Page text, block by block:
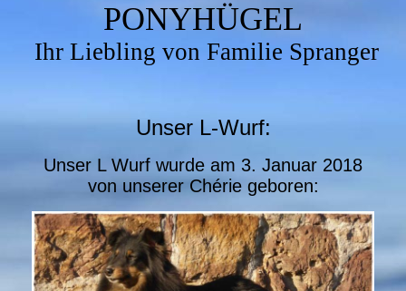
PONYHÜGEL
Ihr Liebling von Familie Spranger
Unser L-Wurf:
Unser L Wurf wurde am 3. Januar 2018
von unserer Chérie geboren: